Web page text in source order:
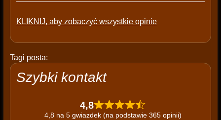
KLIKNIJ, aby zobaczyć wszystkie opinie
Tagi posta:
Szybki kontakt
4,8
4,8 na 5 gwiazdek (na podstawie 365 opinii)